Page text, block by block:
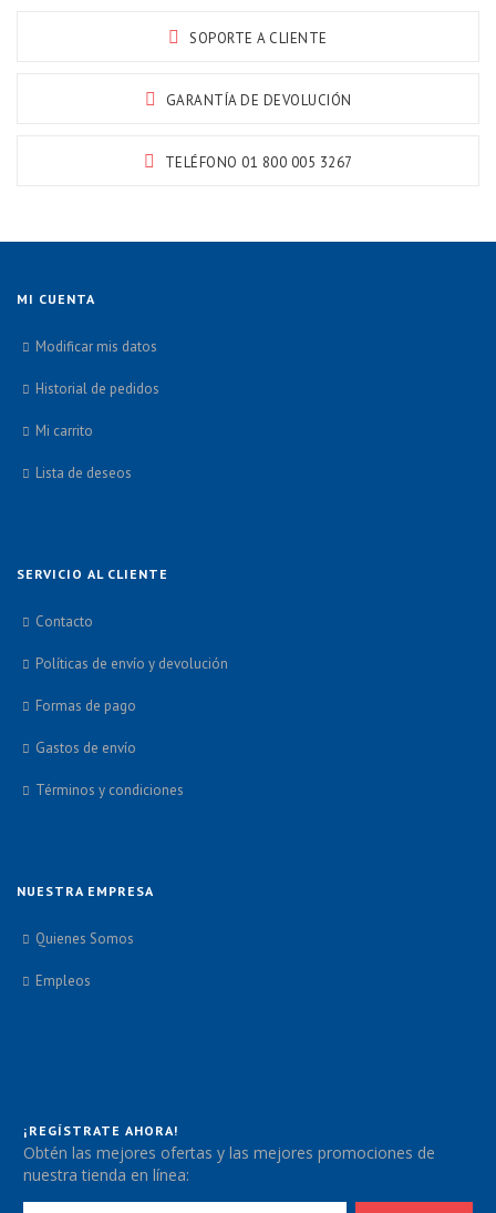
SOPORTE A CLIENTE
GARANTÍA DE DEVOLUCIÓN
TELÉFONO 01 800 005 3267
MI CUENTA
Modificar mis datos
Historial de pedidos
Mi carrito
Lista de deseos
SERVICIO AL CLIENTE
Contacto
Políticas de envío y devolución
Formas de pago
Gastos de envío
Términos y condiciones
NUESTRA EMPRESA
Quienes Somos
Empleos
¡REGÍSTRATE AHORA!
Obtén las mejores ofertas y las mejores promociones de
nuestra tienda en línea: